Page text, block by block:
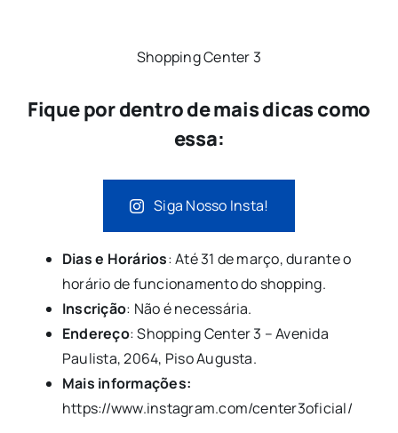
Shopping Center 3
Fique por dentro de mais dicas como
essa:
Siga Nosso Insta!
Dias e Horários: Até 31 de março, durante o
horário de funcionamento do shopping.
Inscrição: Não é necessária.
Endereço: Shopping Center 3 – Avenida
Paulista, 2064, Piso Augusta.
Mais informações:
https://www.instagram.com/center3oficial/